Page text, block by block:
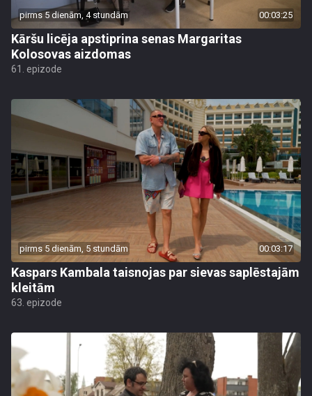
pirms 5 dienām, 4 stundām 00:03:25
Kāršu licēja apstiprina senas Margaritas
Kolosovas aizdomas
61. epizode
pirms 5 dienām, 5 stundām 00:03:17
Kaspars Kambala taisnojas par sievas saplēstajām
kleitām
63. epizode